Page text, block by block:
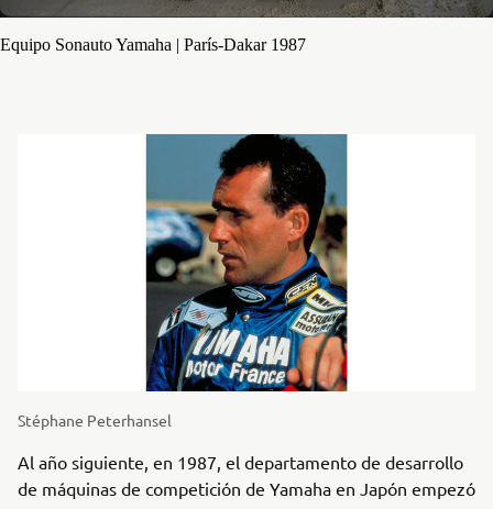
Equipo Sonauto Yamaha | París-Dakar 1987
Stéphane Peterhansel
Al año siguiente, en 1987, el departamento de desarrollo
de máquinas de competición de Yamaha en Japón empezó